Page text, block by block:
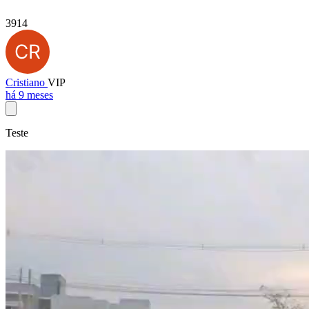
3914
Cristiano VIP
há 9 meses
Teste